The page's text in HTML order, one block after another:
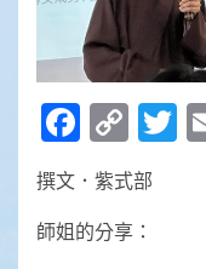
Link
撰文．紫式部
師姐的分享：